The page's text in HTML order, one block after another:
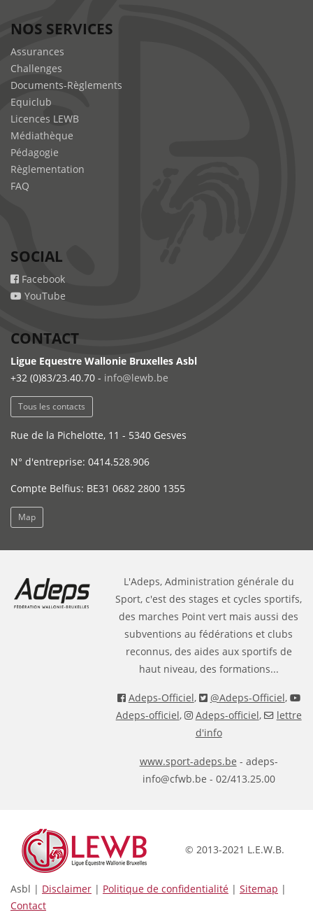
NOS SERVICES
Assurances
Challenges
Documents-Règlements
Equiclub
Licences LEWB
Médiathèque
Pédagogie
Règlementation
FAQ
SOCIAL
Facebook
YouTube
CONTACT
Ligue Equestre Wallonie Bruxelles Asbl
+32 (0)83/23.40.70 - info@lewb.be
Tous les contacts
Rue de la Pichelotte, 11 - 5340 Gesves
N° d'entreprise: 0414.528.906
Compte Belfius: BE31 0682 2800 1355
Map
L'Adeps, Administration générale du
Sport, c'est des stages et cycles sportifs,
des marches Point vert mais aussi des
subventions au fédérations et clubs
reconnus, des aides aux sportifs de
haut niveau, des formations...
Adeps-Officiel, @Adeps-Officiel,
Adeps-officiel, Adeps-officiel,
lettre
d'info
www.sport-adeps.be - adeps-
info@cfwb.be - 02/413.25.00
© 2013-2021 L.E.W.B.
Asbl | Disclaimer | Politique de confidentialité | Sitemap |
Contact